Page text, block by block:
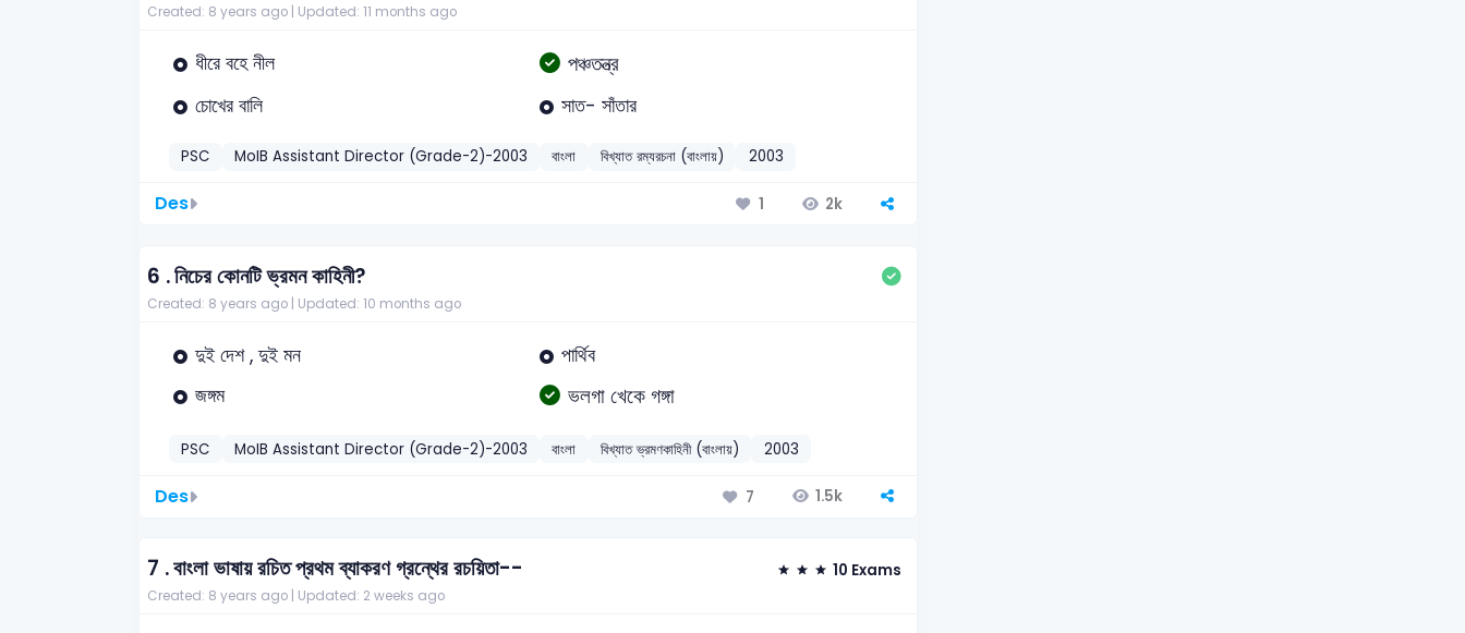
Created: 8 years ago | Updated: 11 months ago
ধীরে বহে নীল পঞ্চতন্ত্র
চোখের বালি সাত- সাঁতার
PSC MoIB Assistant Director (Grade-2)-2003 বাংলা বিখ্যাত রম্যরচনা (বাংলায়) 2003
Des 1 2k
6 .নিচের কোনটি ভ্রমন কাহিনী?
Created: 8 years ago | Updated: 10 months ago
দুই দেশ , দুই মন
পার্থিব
জঙ্গম
ভলগা খেকে গঙ্গা
PSC MoIB Assistant Director (Grade-2)-2003 বাংলা বিখ্যাত ভ্রমণকাহিনী (বাংলায়) 2003
Des 7 1.5k
7 .বাংলা ভাষায় রচিত প্রথম ব্যাকরণ গ্রন্থের রচয়িতা-- 10 Exams
Created: 8 years ago | Updated: 2 weeks ago